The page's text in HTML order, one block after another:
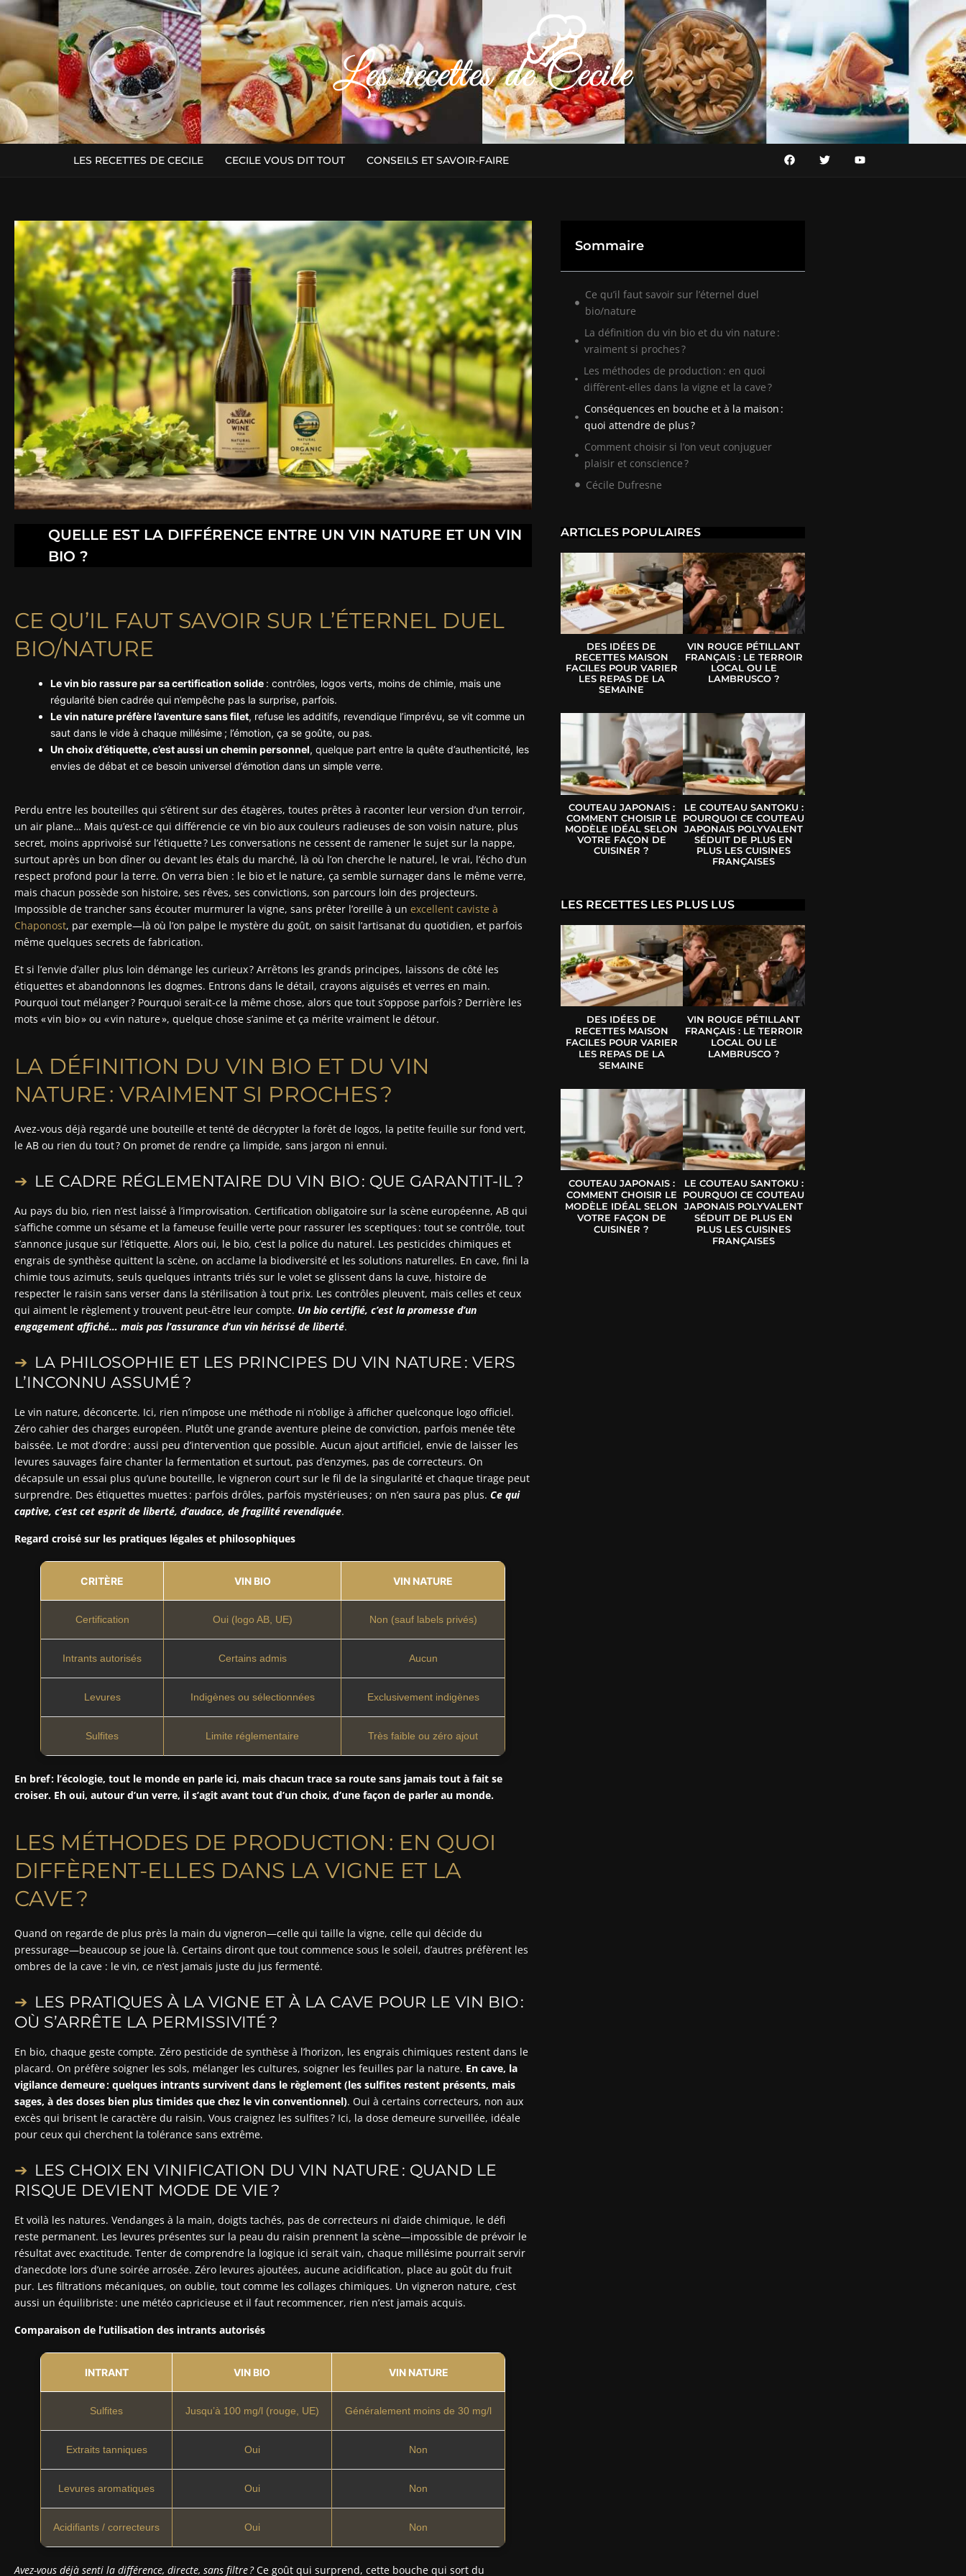
LES RECETTES DE CECILE CECILE VOUS DIT TOUT CONSEILS ET SAVOIR-FAIRE
QUELLE EST LA DIFFÉRENCE ENTRE UN VIN NATURE ET UN VIN
BIO ?
CE QU’IL FAUT SAVOIR SUR L’ÉTERNEL DUEL
BIO/NATURE
Le vin bio rassure par sa certification solide : contrôles, logos verts, moins de chimie, mais une
régularité bien cadrée qui n’empêche pas la surprise, parfois.
Le vin nature préfère l’aventure sans filet, refuse les additifs, revendique l’imprévu, se vit comme un
saut dans le vide à chaque millésime ; l’émotion, ça se goûte, ou pas.
Un choix d’étiquette, c’est aussi un chemin personnel, quelque part entre la quête d’authenticité, les
envies de débat et ce besoin universel d’émotion dans un simple verre.
Perdu entre les bouteilles qui s’étirent sur des étagères, toutes prêtes à raconter leur version d’un terroir,
un air plane… Mais qu’est-ce qui différencie ce vin bio aux couleurs radieuses de son voisin nature, plus
secret, moins apprivoisé sur l’étiquette ? Les conversations ne cessent de ramener le sujet sur la nappe,
surtout après un bon dîner ou devant les étals du marché, là où l’on cherche le naturel, le vrai, l’écho d’un
respect profond pour la terre. On verra bien : le bio et le nature, ça semble surnager dans le même verre,
mais chacun possède son histoire, ses rêves, ses convictions, son parcours loin des projecteurs.
Impossible de trancher sans écouter murmurer la vigne, sans prêter l’oreille à un excellent caviste à
Chaponost, par exemple—là où l’on palpe le mystère du goût, on saisit l’artisanat du quotidien, et parfois
même quelques secrets de fabrication.
Et si l’envie d’aller plus loin démange les curieux ? Arrêtons les grands principes, laissons de côté les
étiquettes et abandonnons les dogmes. Entrons dans le détail, crayons aiguisés et verres en main.
Pourquoi tout mélanger ? Pourquoi serait-ce la même chose, alors que tout s’oppose parfois ? Derrière les
mots « vin bio » ou « vin nature », quelque chose s’anime et ça mérite vraiment le détour.
LA DÉFINITION DU VIN BIO ET DU VIN
NATURE : VRAIMENT SI PROCHES ?
Avez-vous déjà regardé une bouteille et tenté de décrypter la forêt de logos, la petite feuille sur fond vert,
le AB ou rien du tout ? On promet de rendre ça limpide, sans jargon ni ennui.
LE CADRE RÉGLEMENTAIRE DU VIN BIO : QUE GARANTIT-IL ?
Au pays du bio, rien n’est laissé à l’improvisation. Certification obligatoire sur la scène européenne, AB qui
s’affiche comme un sésame et la fameuse feuille verte pour rassurer les sceptiques : tout se contrôle, tout
s’annonce jusque sur l’étiquette. Alors oui, le bio, c’est la police du naturel. Les pesticides chimiques et
engrais de synthèse quittent la scène, on acclame la biodiversité et les solutions naturelles. En cave, fini la
chimie tous azimuts, seuls quelques intrants triés sur le volet se glissent dans la cuve, histoire de
respecter le raisin sans verser dans la stérilisation à tout prix. Les contrôles pleuvent, mais celles et ceux
qui aiment le règlement y trouvent peut-être leur compte. Un bio certifié, c’est la promesse d’un
engagement affiché… mais pas l’assurance d’un vin hérissé de liberté.
LA PHILOSOPHIE ET LES PRINCIPES DU VIN NATURE : VERS
L’INCONNU ASSUMÉ ?
Le vin nature, déconcerte. Ici, rien n’impose une méthode ni n’oblige à afficher quelconque logo officiel.
Zéro cahier des charges européen. Plutôt une grande aventure pleine de conviction, parfois menée tête
baissée. Le mot d’ordre : aussi peu d’intervention que possible. Aucun ajout artificiel, envie de laisser les
levures sauvages faire chanter la fermentation et surtout, pas d’enzymes, pas de correcteurs. On
décapsule un essai plus qu’une bouteille, le vigneron court sur le fil de la singularité et chaque tirage peut
surprendre. Des étiquettes muettes : parfois drôles, parfois mystérieuses ; on n’en saura pas plus. Ce qui
captive, c’est cet esprit de liberté, d’audace, de fragilité revendiquée.
Regard croisé sur les pratiques légales et philosophiques
CRITÈRE VIN BIO VIN NATURE
Certification Oui (logo AB, UE) Non (sauf labels privés)
Intrants autorisés Certains admis Aucun
Levures Indigènes ou sélectionnées Exclusivement indigènes
Sulfites Limite réglementaire Très faible ou zéro ajout
En bref : l’écologie, tout le monde en parle ici, mais chacun trace sa route sans jamais tout à fait se
croiser. Eh oui, autour d’un verre, il s’agit avant tout d’un choix, d’une façon de parler au monde.
LES MÉTHODES DE PRODUCTION : EN QUOI
DIFFÈRENT-ELLES DANS LA VIGNE ET LA
CAVE ?
Quand on regarde de plus près la main du vigneron—celle qui taille la vigne, celle qui décide du
pressurage—beaucoup se joue là. Certains diront que tout commence sous le soleil, d’autres préfèrent les
ombres de la cave : le vin, ce n’est jamais juste du jus fermenté.
LES PRATIQUES À LA VIGNE ET À LA CAVE POUR LE VIN BIO :
OÙ S’ARRÊTE LA PERMISSIVITÉ ?
En bio, chaque geste compte. Zéro pesticide de synthèse à l’horizon, les engrais chimiques restent dans le
placard. On préfère soigner les sols, mélanger les cultures, soigner les feuilles par la nature. En cave, la
vigilance demeure : quelques intrants survivent dans le règlement (les sulfites restent présents, mais
sages, à des doses bien plus timides que chez le vin conventionnel). Oui à certains correcteurs, non aux
excès qui brisent le caractère du raisin. Vous craignez les sulfites ? Ici, la dose demeure surveillée, idéale
pour ceux qui cherchent la tolérance sans extrême.
LES CHOIX EN VINIFICATION DU VIN NATURE : QUAND LE
RISQUE DEVIENT MODE DE VIE ?
Et voilà les natures. Vendanges à la main, doigts tachés, pas de correcteurs ni d’aide chimique, le défi
reste permanent. Les levures présentes sur la peau du raisin prennent la scène—impossible de prévoir le
résultat avec exactitude. Tenter de comprendre la logique ici serait vain, chaque millésime pourrait servir
d’anecdote lors d’une soirée arrosée. Zéro levures ajoutées, aucune acidification, place au goût du fruit
pur. Les filtrations mécaniques, on oublie, tout comme les collages chimiques. Un vigneron nature, c’est
aussi un équilibriste : une météo capricieuse et il faut recommencer, rien n’est jamais acquis.
Comparaison de l’utilisation des intrants autorisés
INTRANT VIN BIO VIN NATURE
Sulfites Jusqu’à 100 mg/l (rouge, UE) Généralement moins de 30 mg/l
Extraits tanniques Oui Non
Levures aromatiques Oui Non
Acidifiants / correcteurs Oui Non
Avez-vous déjà senti la différence, directe, sans filtre ?Ce goût qui surprend, cette bouche qui sort du
Sommaire
Ce qu’il faut savoir sur l’éternel duel
bio/nature
La définition du vin bio et du vin nature :
vraiment si proches ?
Les méthodes de production : en quoi
diffèrent-elles dans la vigne et la cave ?
Conséquences en bouche et à la maison :
quoi attendre de plus ?
Comment choisir si l’on veut conjuguer
plaisir et conscience ?
Cécile Dufresne
ARTICLES POPULAIRES
DES IDÉES DE
RECETTES MAISON
FACILES POUR VARIER
LES REPAS DE LA
SEMAINE
VIN ROUGE PÉTILLANT
FRANÇAIS : LE TERROIR
LOCAL OU LE
LAMBRUSCO ?
COUTEAU JAPONAIS :
COMMENT CHOISIR LE
MODÈLE IDÉAL SELON
VOTRE FAÇON DE
CUISINER ?
LE COUTEAU SANTOKU :
POURQUOI CE COUTEAU
JAPONAIS POLYVALENT
SÉDUIT DE PLUS EN
PLUS LES CUISINES
FRANÇAISES
LES RECETTES LES PLUS LUS
DES IDÉES DE
RECETTES MAISON
FACILES POUR VARIER
LES REPAS DE LA
SEMAINE
VIN ROUGE PÉTILLANT
FRANÇAIS : LE TERROIR
LOCAL OU LE
LAMBRUSCO ?
COUTEAU JAPONAIS :
COMMENT CHOISIR LE
MODÈLE IDÉAL SELON
VOTRE FAÇON DE
CUISINER ?
LE COUTEAU SANTOKU :
POURQUOI CE COUTEAU
JAPONAIS POLYVALENT
SÉDUIT DE PLUS EN
PLUS LES CUISINES
FRANÇAISES